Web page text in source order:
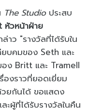
The Studioประสบ
หัวหน้าฝ่าย
ล่าว "รางวัลที่ได้รับใน
บคมของ Seth และ
ง Britt และ Tramell
องราวที่ยอดเยี่ยม
วยกันได้ ขอแสดง
ะผู้ที่ได้รับรางวัลในคืน